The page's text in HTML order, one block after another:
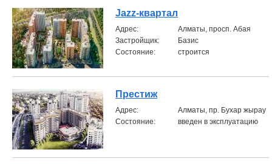
Jazz-квартал
Aдрес:
Алматы, просп. Абая
Застройщик:
Базис
Состояние:
строится
Престиж
Aдрес:
Алматы, пр. Бухар жырау
Состояние:
введен в эксплуатацию